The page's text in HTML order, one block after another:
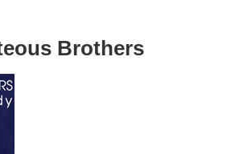
Brothers